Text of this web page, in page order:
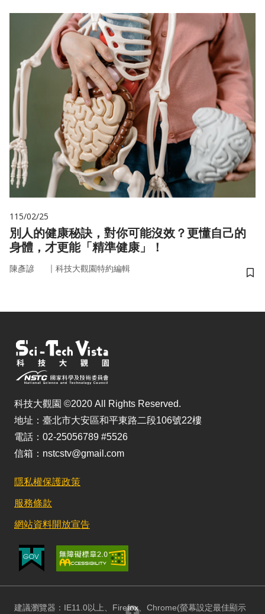
115/02/25
別人的健康秘訣，對你可能沒效？更懂自己的
身體，才更能「精準健康」！
陳彥諺 ｜ 科技大觀園特約編輯
儲
科技大觀園 ©2020 All Rights Reserved.
地址：臺北市大安區和平東路二段106號22樓
電話：02-25056789 #5526
信箱：nstcstv@gmail.com
隱私權保護政策
服務條款
網站資料開放宣告
建議瀏覽器：IE11.0以上、Firefox、Chrome(螢幕設定最佳顯示